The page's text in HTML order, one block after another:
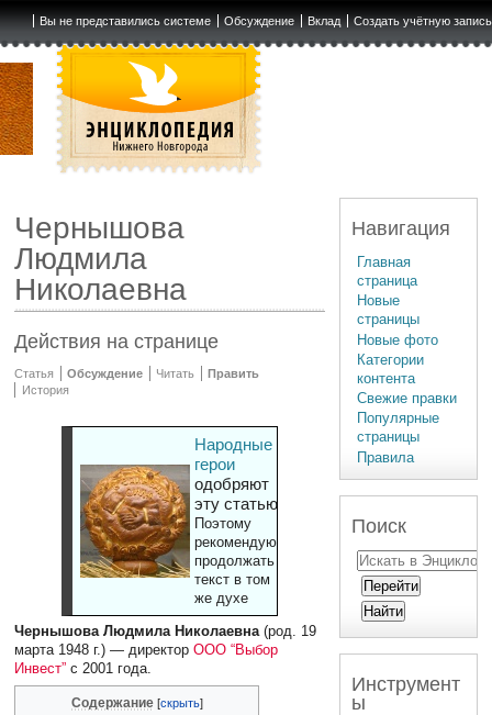
Вы не представились системе Обсуждение Вклад Создать учётную запись
Чернышова
Людмила
Николаевна
Действия на странице
Статья Обсуждение Читать
Править
История
Народные
герои
одобряют
эту статью
Поэтому
рекомендуют
продолжать
текст в том
же духе
Чернышова Людмила Николаевна(род. 19
марта 1948 г.) — директорООО “Выбор
Инвест” с 2001 года.
Содержание
Навигация
Главная
страница
Новые
страницы
Новые фото
Категории
контента
Свежие правки
Популярные
страницы
Правила
Поиск
Инструмент
ы